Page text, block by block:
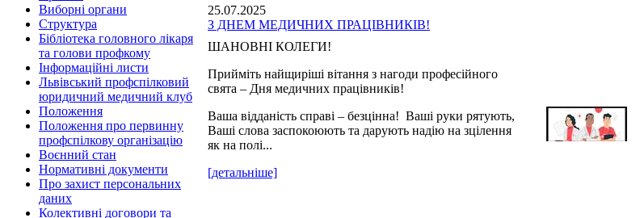
Виборні органи
Структура
Бібліотека головного лікаря
та голови профкому
Інформаційні листи
Львівський профспілковий
юридичний медичний клуб
Положення
Положення про первинну
профспілкову організацію
Воєнний стан
Нормативні документи
Про захист персональних
даних
Колективні договори та
25.07.2025
З ДНЕМ МЕДИЧНИХ ПРАЦІВНИКІВ!
ШАНОВНІ КОЛЕГИ!
Прийміть найщиріші вітання з нагоди професійного
свята – Дня медичних працівників!
Ваша відданість справі – безцінна! Ваші руки рятують,
Ваші слова заспокоюють та дарують надію на зцілення
як на полі...
[детальніше]